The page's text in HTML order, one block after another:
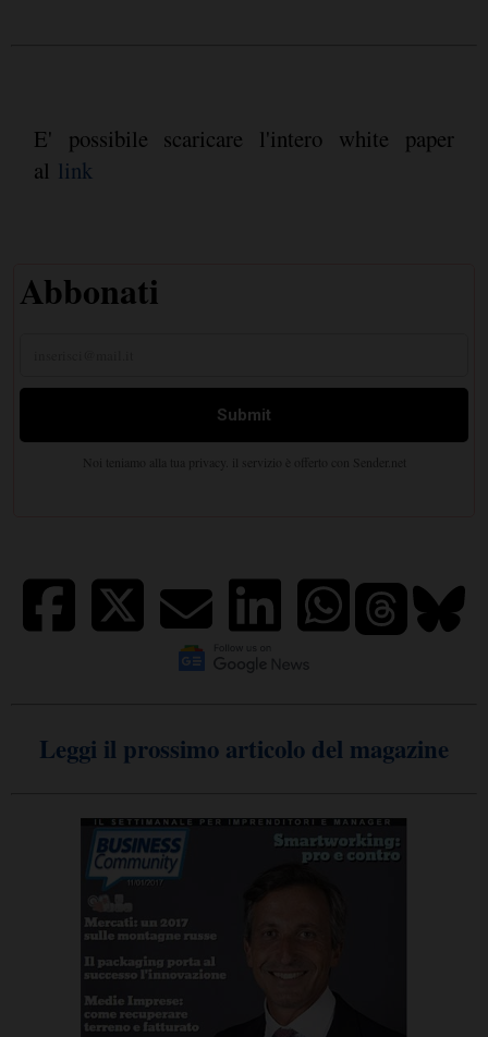
E' possibile scaricare l'intero white paper
al link
Leggi il prossimo articolo del magazine